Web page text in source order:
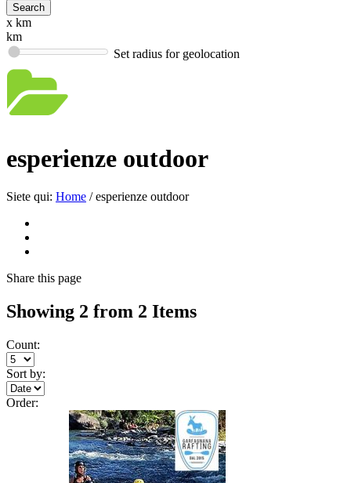
x km
km
Set radius for geolocation
esperienze outdoor
Siete qui: Home / esperienze outdoor
Share this page
Showing 2 from 2 Items
Count:
Sort by:
Order: